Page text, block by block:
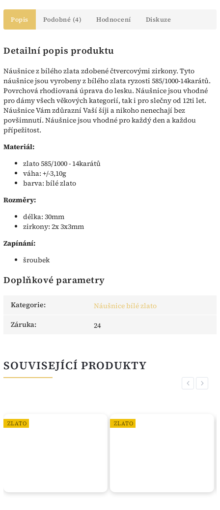
Popis Podobné (4) Hodnocení Diskuze
Detailní popis produktu
Náušnice z bílého zlata zdobené čtvercovými zirkony. Tyto
náušnice jsou vyrobeny z bílého zlata ryzosti 585/1000-14karátů.
Povrchová rhodiovaná úprava do lesku. Náušnice jsou vhodné
pro dámy všech věkových kategorií, tak i pro slečny od 12ti let.
Náušnice Vám zdůrazní Vaší šíji a nikoho nenechají bez
povšimnutí. Náušnice jsou vhodné pro každý den a každou
přípežitost.
Materiál:
zlato 585/1000 - 14karátů
váha: +/-3,10g
barva: bílé zlato
Rozměry:
délka: 30mm
zirkony: 2x 3x3mm
Zapínání:
šroubek
Doplňkové parametry
Kategorie:
Náušnice bílé zlato
Záruka: 24
SOUVISEJÍCÍ PRODUKTY
Previous
ZLATO ZLATO
Next